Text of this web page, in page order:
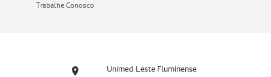
Trabalhe Conosco
Unimed Leste Fluminense